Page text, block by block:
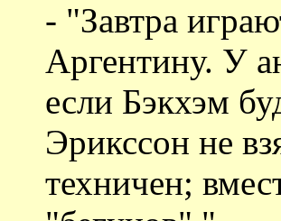
- "Завтра
Аргентину. У
если Бэкхэм
Эрикссон не
техничен;